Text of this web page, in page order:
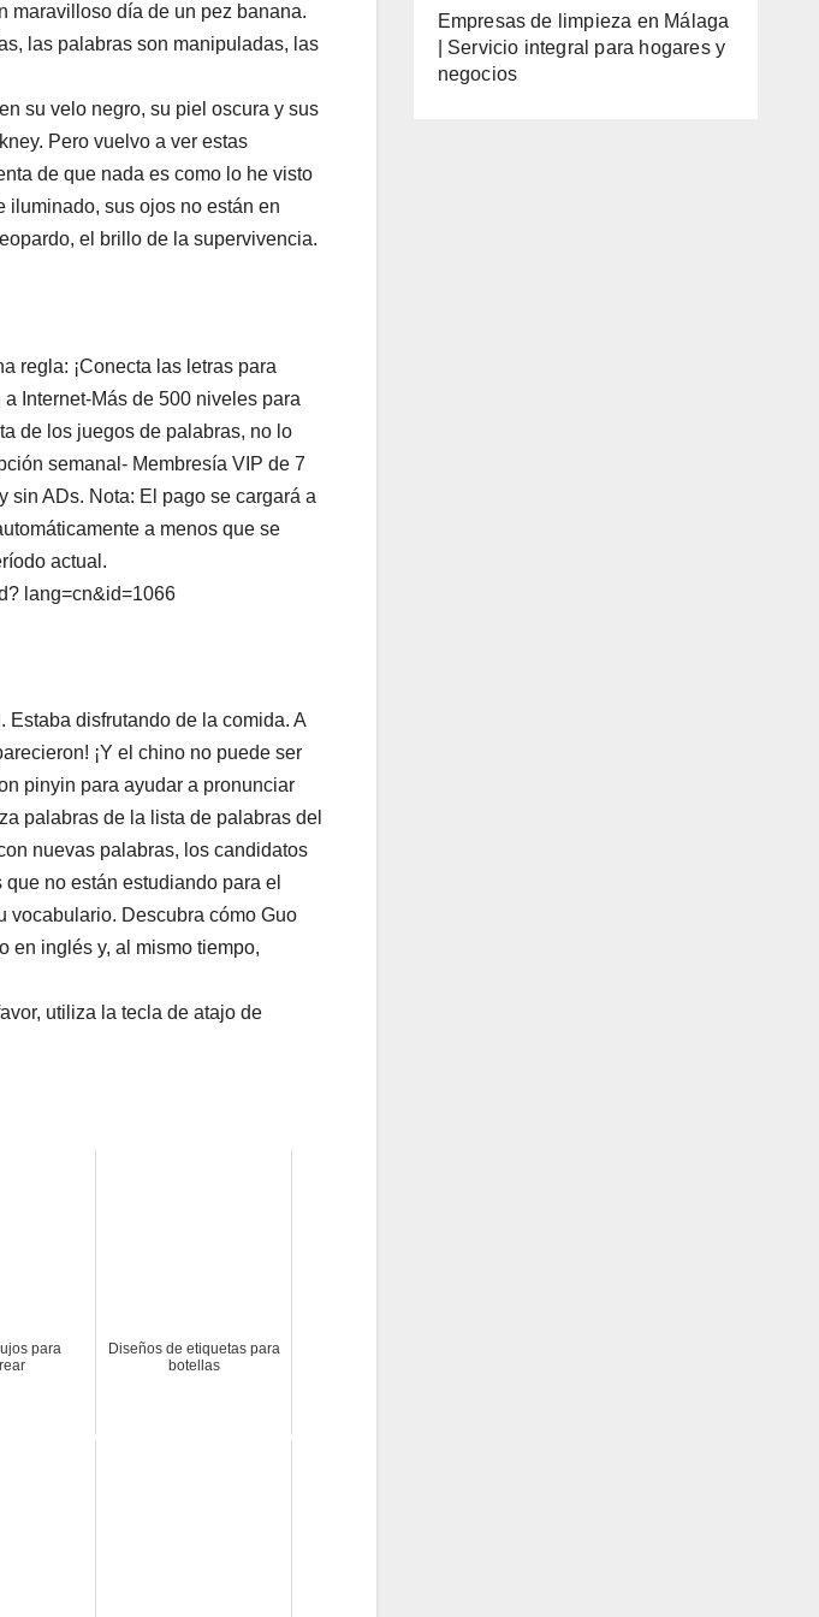
maravilloso día de un pez banana.
las palabras son manipuladas, las
su velo negro, su piel oscura y sus
Pero vuelvo a ver estas
de que nada es como lo he visto
iluminado, sus ojos no están en
el brillo de la supervivencia.
regla: ¡Conecta las letras para
Internet-Más de 500 niveles para
de los juegos de palabras, no lo
semanal- Membresía VIP de 7
sin ADs. Nota: El pago se cargará a
a menos que se
actual.
lang=cn&id=1066
disfrutando de la comida. A
¡Y el chino no puede ser
pinyin para ayudar a pronunciar
palabras de la lista de palabras del
nuevas palabras, los candidatos
no están estudiando para el
vocabulario. Descubra cómo Guo
en inglés y, al mismo tiempo,
utiliza la tecla de atajo de
para
Diseños de etiquetas para
botellas
Empresas de limpieza en Málaga
| Servicio integral para hogares y
negocios